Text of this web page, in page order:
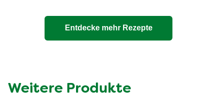
Entdecke mehr Rezepte
Weitere Produkte